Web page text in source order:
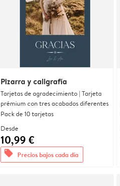
Pizarra y caligrafía
Tarjetas de agradecimiento | Tarjeta
prémium con tres acabados diferentes
Pack de 10 tarjetas
Desde
10,99 €
offers Precios bajos cada día